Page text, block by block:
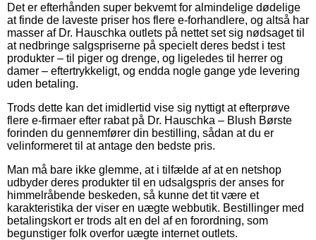
Det er efterhånden super bekvemt for almindelige dødelige
at finde de laveste priser hos flere e-forhandlere, og altså har
masser af Dr. Hauschka outlets på nettet set sig nødsaget til
at nedbringe salgspriserne på specielt deres bedst i test
produkter – til piger og drenge, og ligeledes til herrer og
damer – eftertrykkeligt, og endda nogle gange yde levering
uden betaling.
Trods dette kan det imidlertid vise sig nyttigt at efterprøve
flere e-firmaer efter rabat på Dr. Hauschka – Blush Børste
forinden du gennemfører din bestilling, sådan at du er
velinformeret til at antage den bedste pris.
Man må bare ikke glemme, at i tilfælde af at en netshop
udbyder deres produkter til en udsalgspris der anses for
himmelråbende beskeden, så kunne det tit være et
karakteristika der viser en uægte webbutik. Bestillinger med
betalingskort er trods alt en del af en forordning, som
begunstiger folk overfor uægte internet outlets.